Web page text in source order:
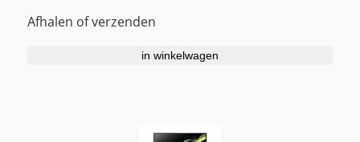
Afhalen of verzenden
in winkelwagen